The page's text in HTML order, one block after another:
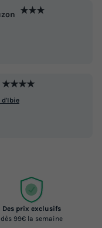
★★★
★★★★
d'Ibie
Des prix exclusifs
dès 99€ la semaine